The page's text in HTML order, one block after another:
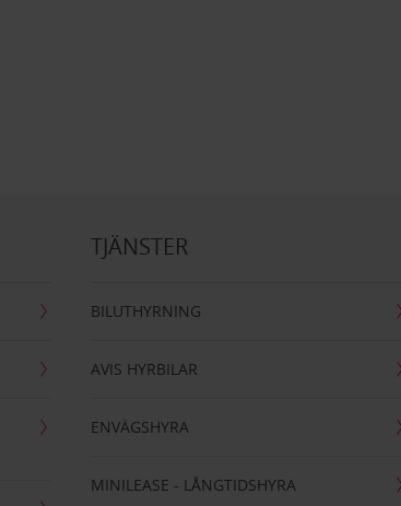
TJÄNSTER
BILUTHYRNING
AVIS HYRBILAR
ENVÄGSHYRA
MINILEASE - LÅNGTIDSHYRA